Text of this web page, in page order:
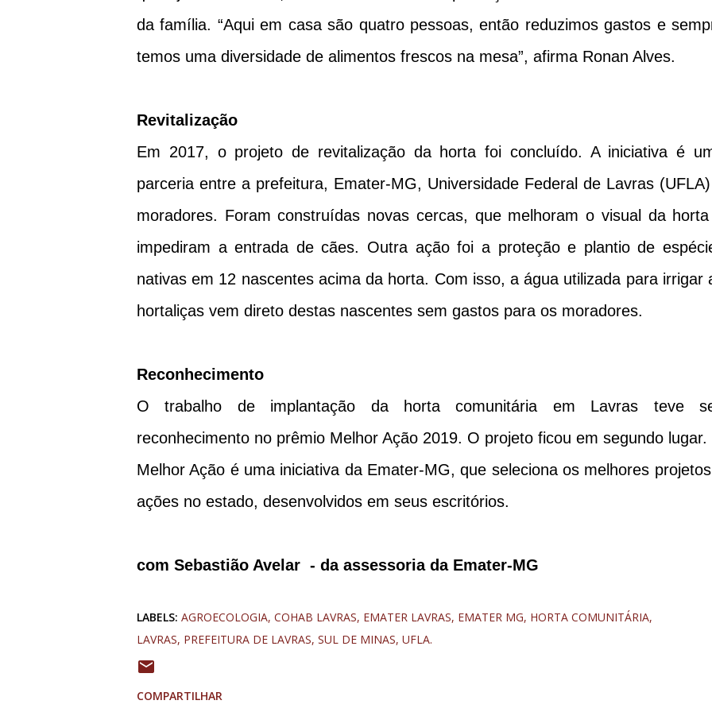
da família. “Aqui em casa são quatro pessoas, então reduzimos gastos e
temos uma diversidade de alimentos frescos na mesa”, afirma Ronan Alves.
Revitalização
Em 2017, o projeto de revitalização da horta foi concluído. A iniciativa é
parceria entre a prefeitura, Emater-MG, Universidade Federal de Lavras
moradores. Foram construídas novas cercas, que melhoram o visual da
impediram a entrada de cães. Outra ação foi a proteção e plantio de
nativas em 12 nascentes acima da horta. Com isso, a água utilizada para irrigar
hortaliças vem direto destas nascentes sem gastos para os moradores.
Reconhecimento
O trabalho de implantação da horta comunitária em Lavras teve
reconhecimento no prêmio Melhor Ação 2019. O projeto ficou em segundo lugar.
Melhor Ação é uma iniciativa da Emater-MG, que seleciona os melhores
ações no estado, desenvolvidos em seus escritórios.
com Sebastião Avelar - da assessoria da Emater-MG
LABELS: AGROECOLOGIA COHAB LAVRAS EMATER LAVRAS EMATER MG HORTA COMUNITÁRIA
LAVRAS PREFEITURA DE LAVRAS SUL DE MINAS UFLA.
COMPARTILHAR